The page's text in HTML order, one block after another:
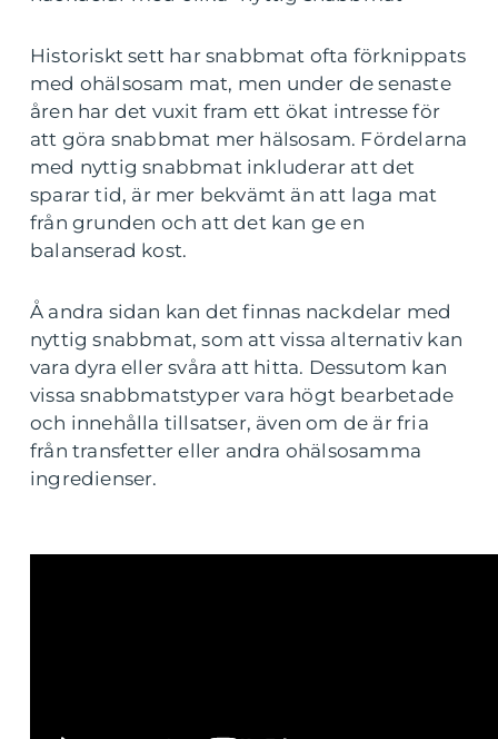
Historiskt sett har snabbmat ofta förknippats
med ohälsosam mat, men under de senaste
åren har det vuxit fram ett ökat intresse för
att göra snabbmat mer hälsosam. Fördelarna
med nyttig snabbmat inkluderar att det
sparar tid, är mer bekvämt än att laga mat
från grunden och att det kan ge en
balanserad kost.
Å andra sidan kan det finnas nackdelar med
nyttig snabbmat, som att vissa alternativ kan
vara dyra eller svåra att hitta. Dessutom kan
vissa snabbmatstyper vara högt bearbetade
och innehålla tillsatser, även om de är fria
från transfetter eller andra ohälsosamma
ingredienser.